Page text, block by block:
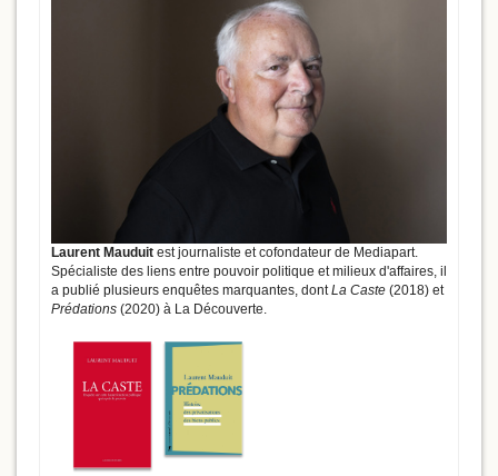
Laurent Mauduit est journaliste et cofondateur de Mediapart.
Spécialiste des liens entre pouvoir politique et milieux d'affaires, il
a publié plusieurs enquêtes marquantes, dontLa Caste (2018) et
Prédations (2020) à La Découverte.